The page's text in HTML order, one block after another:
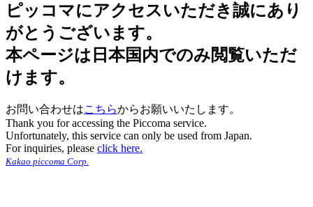
ピッコマにアクセスいただき誠にあり
がとうございます。
本ページは日本国内でのみ閲覧いただ
けます。
お問い合わせはこちらからお願いいたします。
Thank you for accessing the Piccoma service.
Unfortunately, this service can only be used from Japan.
For inquiries, please click here.
Kakao piccoma Corp.